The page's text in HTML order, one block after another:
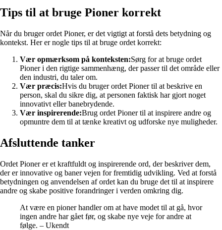
Tips til at bruge Pioner korrekt
Når du bruger ordet Pioner, er det vigtigt at forstå dets betydning og
kontekst. Her er nogle tips til at bruge ordet korrekt:
Vær opmærksom på konteksten:Sørg for at bruge ordet
Pioner i den rigtige sammenhæng, der passer til det område eller
den industri, du taler om.
Vær præcis:Hvis du bruger ordet Pioner til at beskrive en
person, skal du sikre dig, at personen faktisk har gjort noget
innovativt eller banebrydende.
Vær inspirerende:Brug ordet Pioner til at inspirere andre og
opmuntre dem til at tænke kreativt og udforske nye muligheder.
Afsluttende tanker
Ordet Pioner er et kraftfuldt og inspirerende ord, der beskriver dem,
der er innovative og baner vejen for fremtidig udvikling. Ved at forstå
betydningen og anvendelsen af ordet kan du bruge det til at inspirere
andre og skabe positive forandringer i verden omkring dig.
At være en pioner handler om at have modet til at gå, hvor
ingen andre har gået før, og skabe nye veje for andre at
følge. – Ukendt